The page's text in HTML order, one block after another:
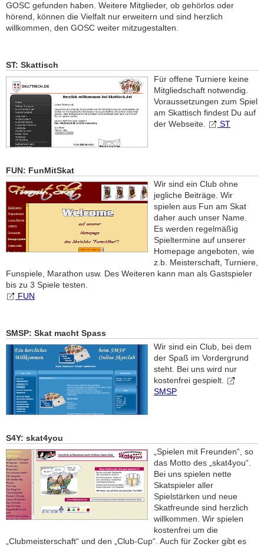
GOSC gefunden haben. Weitere Mitglieder, ob gehörlos oder
hörend, können die Vielfalt nur erweitern und sind herzlich
willkommen, den GOSC weiter mitzugestalten.
ST: Skattisch
Für offene Turniere keine
Mitgliedschaft notwendig.
Voraussetzungen zum Spiel
am Skattisch findest Du auf
der Webseite.
ST
FUN: FunMitSkat
Wir sind ein Club ohne
jegliche Beiträge. Wir
spielen aus Fun am Skat
daher auch unser Name.
Es werden regelmäßig
Spieltermine auf unserer
Homepage angeboten, wie
z.b. Meisterschaft, Turniere,
Funspiele, Marathon usw. Des Weiteren kann man als Gastspieler
bis zu 3 Spiele testen.
FUN
SMSP: Skat macht Spass
Wir sind ein Club, bei dem
der Spaß im Vordergrund
steht. Bei uns wird nur
kostenfrei gespielt.
SMSP
S4Y: skat4you
„Spielen mit Freunden“, so
das Motto des „skat4you“.
Bei uns spielen nette
Skatspieler aller
Spielstärken und neue
Skatfreunde sind herzlich
willkommen. Wir spielen
kostenfrei um die
„Clubmeisterschaft“ und den „Club-Cup“. Auch für Zocker gibt es